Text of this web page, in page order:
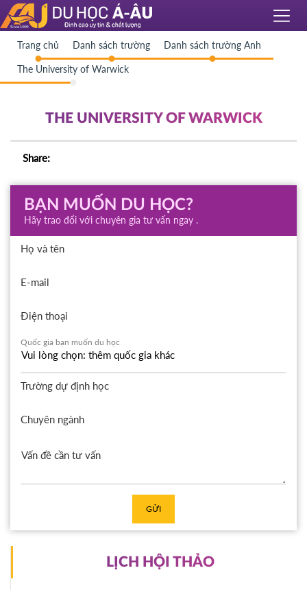
Trang chủ Danh sách trường Danh sách trường Anh
The University of Warwick
THE UNIVERSITY OF WARWICK
Share:
BẠN MUỐN DU HỌC?
Hãy trao đổi với chuyên gia tư vấn ngay .
Họ và tên
E-mail
Điện thoại
Quốc gia bạn muốn du học
Trường dự định học
Chuyên ngành
GỬI
LỊCH HỘI THẢO